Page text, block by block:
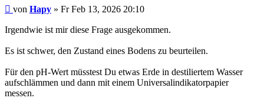
Beitrag
von Hapy » Fr Feb 13, 2026 20:10
Irgendwie ist mir diese Frage ausgekommen.
Es ist schwer, den Zustand eines Bodens zu beurteilen.
Für den pH-Wert müsstest Du etwas Erde in destiliertem Wasser
aufschlämmen und dann mit einem Universalindikatorpapier
messen.